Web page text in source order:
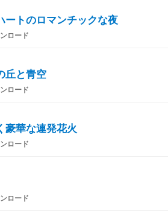
ートのロマンチックな夜
ロード
丘と青空
ロード
豪華な連発花火
ロード
ロード